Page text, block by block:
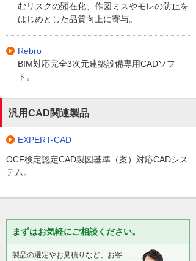
むリスクの顕在化、作図ミスやモレの防止を
はじめとした品質向上に寄与。
Rebro
BIM対応完全3次元建築設備専用CADソフ
ト。
汎用CAD関連製品
EXPERT-CAD
OCF検定認定CAD製図基準（案）対応CADシス
テム。
まずはお気軽にご相談ください。
製品の選定やお見積りなど、お客